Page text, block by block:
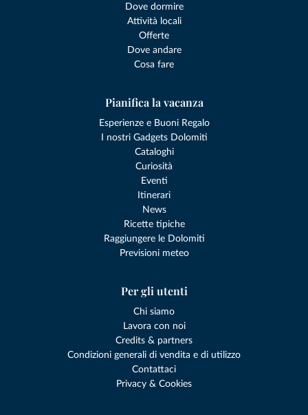
Dove dormire
Attività locali
Offerte
Dove andare
Cosa fare
Pianifica la vacanza
Esperienze e Buoni Regalo
I nostri Gadgets Dolomiti
Cataloghi
Curiosità
Eventi
Itinerari
News
Ricette tipiche
Raggiungere le Dolomiti
Previsioni meteo
Per gli utenti
Chi siamo
Lavora con noi
Credits & partners
Condizioni generali di vendita e di utilizzo
Contattaci
Privacy & Cookies